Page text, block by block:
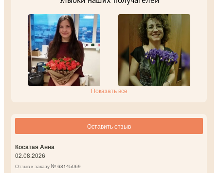
Показать все
Оставить отзыв
Косатая Анна
02.08.2026
Отзыв к заказу № 68145069